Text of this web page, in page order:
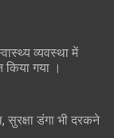
व्यवस्था में
गया ।
सुरक्षा डंगा भी दरकने